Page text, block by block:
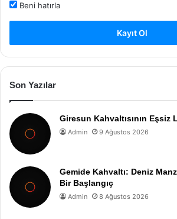
Beni hatırla
Kayıt Ol
Son Yazılar
Giresun Kahvaltısının Eşsiz
Admin 9 Ağustos 2026
Gemide Kahvaltı: Deniz
Bir Başlangıç
Admin 8 Ağustos 2026